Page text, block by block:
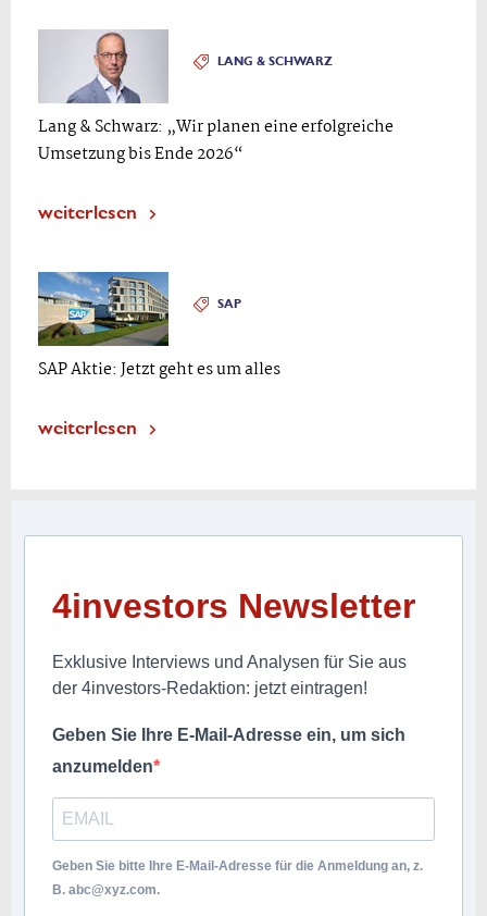
LANG & SCHWARZ
Lang & Schwarz: „Wir planen eine erfolgreiche
Umsetzung bis Ende 2026“
weiterlesen
SAP
SAP Aktie: Jetzt geht es um alles
weiterlesen
4investors Newsletter
Exklusive Interviews und Analysen für Sie aus
der 4investors-Redaktion: jetzt eintragen!
Geben Sie Ihre E-Mail-Adresse ein, um sich
anzumelden
Geben Sie bitte Ihre E-Mail-Adresse für die Anmeldung an, z.
B. abc@xyz.com.